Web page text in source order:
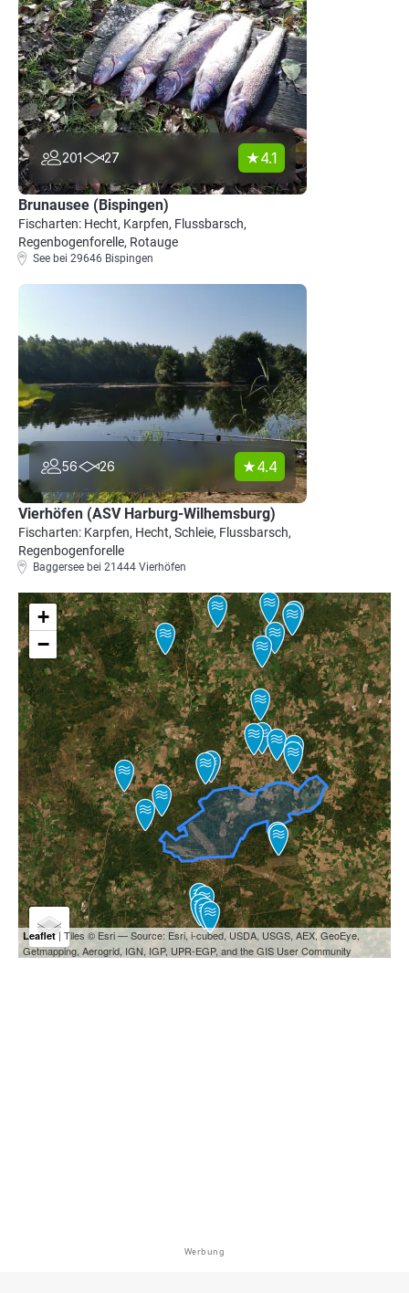
201 27 4.1
Brunausee (Bispingen)
Fischarten: Hecht, Karpfen, Flussbarsch,
Regenbogenforelle, Rotauge
See bei 29646 Bispingen
56 26 4.4
Vierhöfen (ASV Harburg-Wilhemsburg)
Fischarten: Karpfen, Hecht, Schleie, Flussbarsch,
Regenbogenforelle
Baggersee bei 21444 Vierhöfen
+
−
Leaflet| Tiles © Esri — Source: Esri, i-cubed, USDA, USGS, AEX, GeoEye,
Getmapping, Aerogrid, IGN, IGP, UPR-EGP, and the GIS User Community
Werbung